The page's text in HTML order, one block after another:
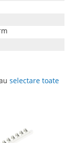
selectare toate